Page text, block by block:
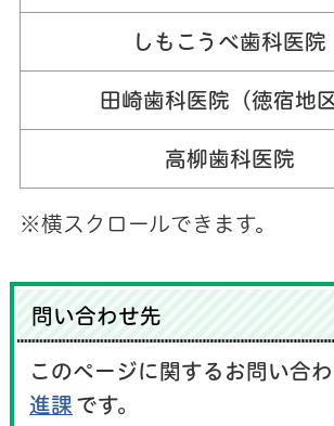
しもこうべ歯科医院
田崎歯科医院（徳宿地区
高柳歯科医院
※横スクロールできます。
問い合わせ先
このページに関するお問い合
進課 です。